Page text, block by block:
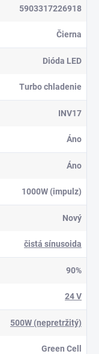
5903317226918
Čierna
Dióda LED
Turbo chladenie
INV17
Áno
Áno
1000W (impulz)
Nový
čistá sínusoida
90%
24 V
500W (nepretržitý)
Green Cell